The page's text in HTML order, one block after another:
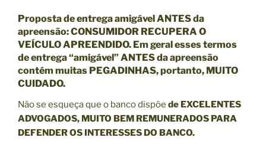
Proposta de entrega amigável ANTES da
apreensão: CONSUMIDOR RECUPERA O
VEÍCULO APREENDIDO. Em geral esses termos
de entrega “amigável” ANTES da apreensão
contém muitas PEGADINHAS, portanto, MUITO
CUIDADO.
Não se esqueça que o banco dispõe de EXCELENTES
ADVOGADOS, MUITO BEM REMUNERADOS PARA
DEFENDER OS INTERESSES DO BANCO.